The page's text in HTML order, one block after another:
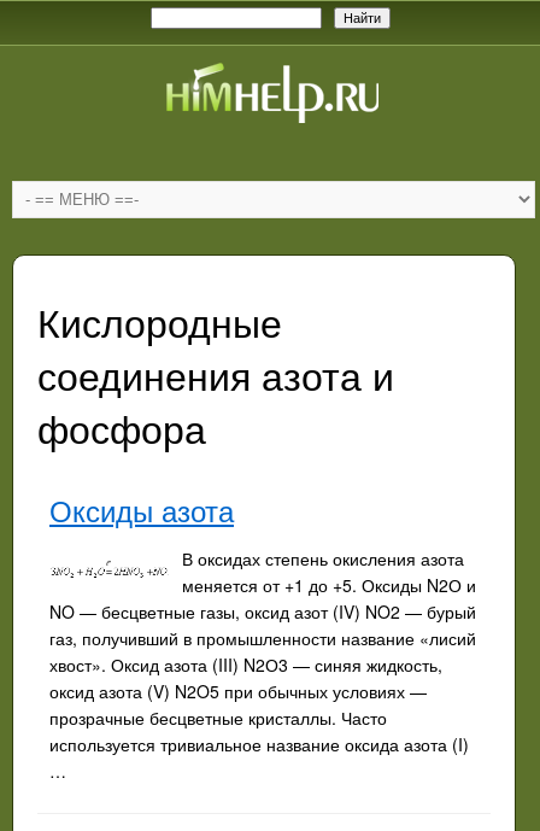
Кислородные
соединения азота и
фосфора
Оксиды азота
В оксидах степень окисления азота
меняется от +1 до +5. Оксиды N2О и
NO — бесцветные газы, оксид азот (IV) NO2 — бурый
газ, получивший в промышленности название «лисий
хвост». Оксид азота (III) N2О3 — синяя жидкость,
оксид азота (V) N2O5 при обычных условиях —
прозрачные бесцветные кристаллы. Часто
используется тривиальное название оксида азота (I)
…